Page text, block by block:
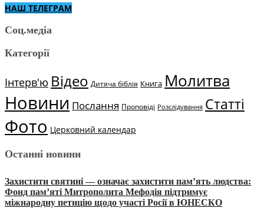
НАШ ТЕЛЕГРАМ
Соц.медіа
Категорії
Інтерв'ю Відео Дитяча біблія Книга Молитва
Новини Послання Проповіді Розслідування Статті
Фото Церковний календар
Останні новини
Захистити святині — означає захистити пам’ять людства:
Фонд пам’яті Митрополита Мефодія підтримує
міжнародну петицію щодо участі Росії в ЮНЕСКО